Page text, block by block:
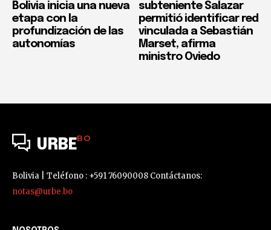
Bolivia inicia una nueva
etapa con la
profundización de las
autonomías
subteniente Salazar
permitió identificar red
vinculada a Sebastián
Marset, afirma
ministro Oviedo
URBEBO
Bolivia | Teléfono : +591 76090008 Contáctanos:
notas@urbe.bo